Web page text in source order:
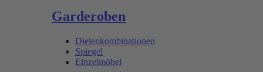
Garderoben
Dielenkombinationen
Spiegel
Einzelmöbel